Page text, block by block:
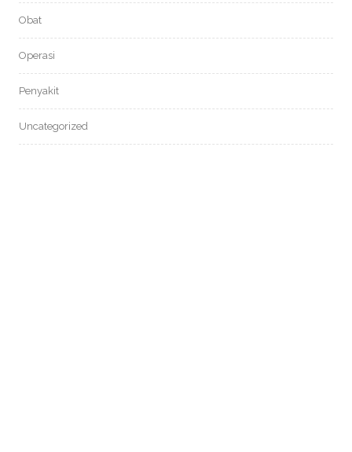
Obat
Operasi
Penyakit
Uncategorized